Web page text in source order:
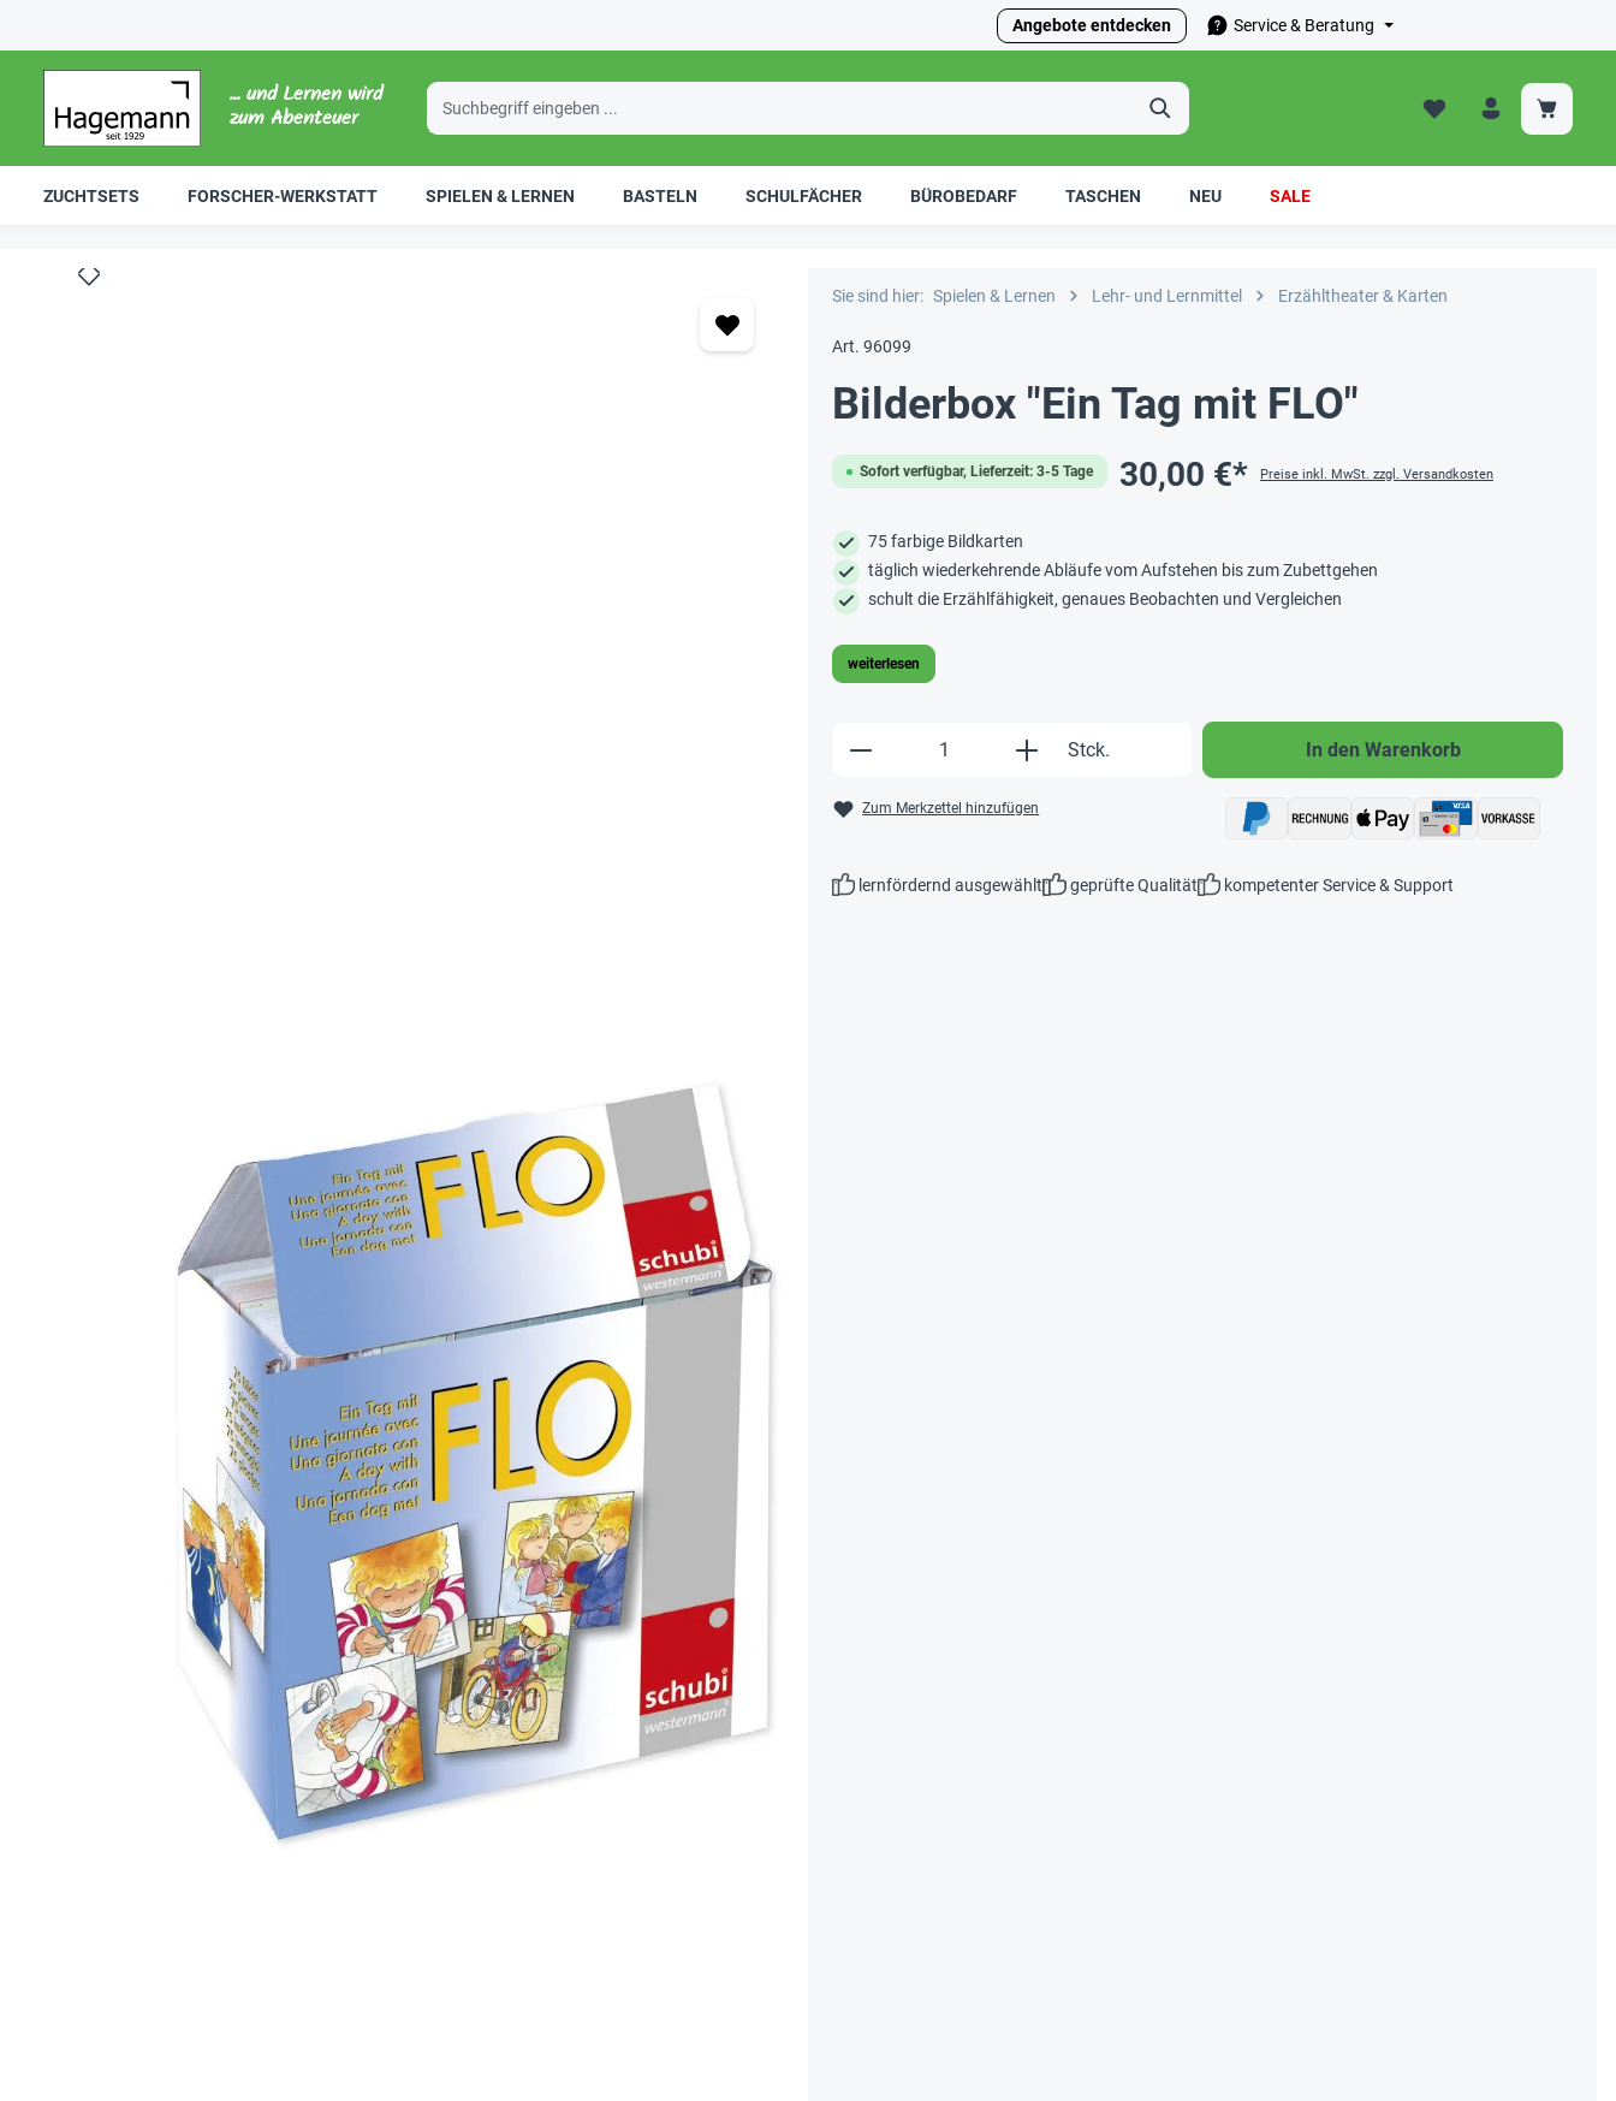
Angebote entdecken Service & Beratung
... und Lernen wird
zum Abenteuer
ZUCHTSETS FORSCHER-WERKSTATT SPIELEN & LERNEN BASTELN SCHULFÄCHER BÜROBEDARF TASCHEN NEU SALE
Sie sind hier: Spielen & Lernen Lehr- und Lernmittel Erzähltheater & Karten
Art. 96099
Bilderbox "Ein Tag mit FLO"
Sofort verfügbar, Lieferzeit: 3-5 Tage 30,00 €* Preise inkl. MwSt. zzgl. Versandkosten
75 farbige Bildkarten
täglich wiederkehrende Abläufe vom Aufstehen bis zum Zubettgehen
schult die Erzählfähigkeit, genaues Beobachten und Vergleichen
weiterlesen
Produkt Anzahl: Gib den gewünschten Wert ein oder
Stck.
Zum Merkzettel hinzufügen
In den Warenkorb
lernfördernd ausgewählt geprüfte Qualität kompetenter Service & Support